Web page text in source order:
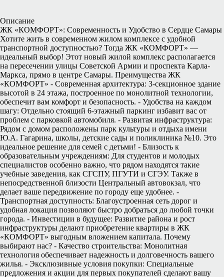
Описание
ЖК «КОМФОРТ»: Современность и Удобство в Сердце Самары
Хотите жить в современном жилом комплексе с удобной
транспортной доступностью? Тогда ЖК «КОМФОРТ» —
идеальный выбор! Этот новый жилой комплекс располагается
на пересечении улицы Советской Армии и проспекта Карла-
Маркса, прямо в центре Самары. Преимущества ЖК
«КОМФОРТ» - Современная архитектура: 3-секционное здание
высотой в 24 этажа, построенное по монолитной технологии,
обеспечит вам комфорт и безопасность. - Удобства на каждом
шагу: Отдельно стоящий 6-этажный паркинг избавит вас от
проблем с парковкой автомобиля. - Развитая инфраструктура:
Рядом с домом расположены парк культуры и отдыха имени
Ю.А. Гагарина, школы, детские сады и поликлиника №10. Это
идеальное решение для семей с детьми! - Близость к
образовательным учреждениям: Для студентов и молодых
специалистов особенно важно, что рядом находятся такие
учебные заведения, как СГСПУ, ПГУТИ и СГЭУ. Также в
непосредственной близости Центральный автовокзал, что
делает ваше передвижение по городу еще удобнее. -
Транспортная доступность: Благоустроенная сеть дорог и
удобная локация позволяют быстро добраться до любой точки
города. - Инвестиции в будущее: Развитие района и рост
инфраструктуры делают приобретение квартиры в ЖК
«КОМФОРТ» выгодным вложением капитала. Почему
выбирают нас? - Качество строительства: Монолитная
технология обеспечивает надежность и долговечность вашего
жилья. - Эксклюзивные условия покупки: Специальные
предложения и акции для первых покупателей сделают вашу